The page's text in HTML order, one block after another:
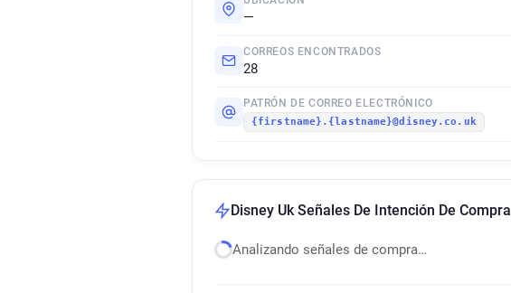
—
CORREOS ENCONTRADOS
28
PATRÓN DE CORREO ELECTRÓNICO
{firstname}.{lastname}@disney.co.uk
Disney Uk Señales De Intención De Compra
Analizando señales de compra…